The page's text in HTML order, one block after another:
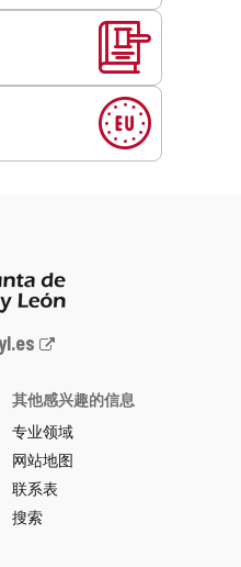
其他感兴趣的信息
专业领域
网站地图
联系表
搜索